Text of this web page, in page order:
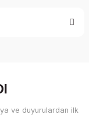
ve duyurulardan ilk